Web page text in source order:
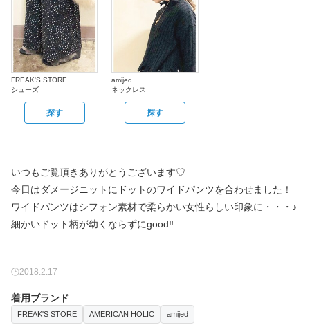
FREAK'S STORE
シューズ
探す
amijed
ネックレス
探す
いつもご覧頂きありがとうございます♡
今日はダメージニットにドットのワイドパンツを合わせました！
ワイドパンツはシフォン素材で柔らかい女性らしい印象に・・・♪
細かいドット柄が幼くならずにgood‼︎
2018.2.17
着用ブランド
FREAK'S STORE AMERICAN HOLIC amijed